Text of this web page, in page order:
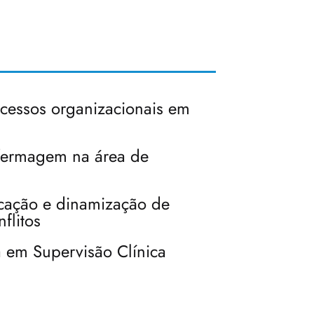
organizacionais em
na área de
e dinamização de
Supervisão Clínica